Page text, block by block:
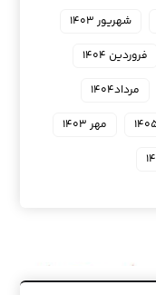
شهریور ۱۴۰۳
فروردین ۱۴۰۴
مرداد۱۴۰۴
مهر ۱۴۰۳